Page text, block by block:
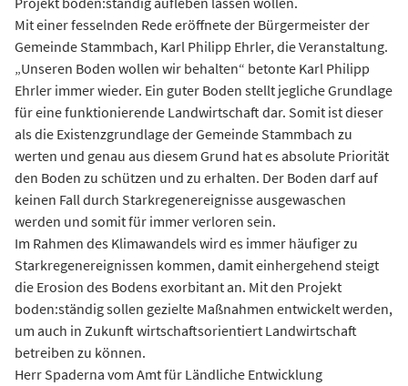
Mit einer fesselnden Rede eröffnete der Bürgermeister der
Gemeinde Stammbach, Karl Philipp Ehrler, die Veranstaltung.
„Unseren Boden wollen wir behalten“ betonte Karl Philipp
Ehrler immer wieder. Ein guter Boden stellt jegliche Grundlage
für eine funktionierende Landwirtschaft dar. Somit ist dieser
als die Existenzgrundlage der Gemeinde Stammbach zu
werten und genau aus diesem Grund hat es absolute Priorität
den Boden zu schützen und zu erhalten. Der Boden darf auf
keinen Fall durch Starkregenereignisse ausgewaschen
werden und somit für immer verloren sein.
Im Rahmen des Klimawandels wird es immer häufiger zu
Starkregenereignissen kommen, damit einhergehend steigt
die Erosion des Bodens exorbitant an. Mit den Projekt
boden:ständig sollen gezielte Maßnahmen entwickelt werden,
um auch in Zukunft wirtschaftsorientiert Landwirtschaft
betreiben zu können.
Herr Spaderna vom Amt für Ländliche Entwicklung